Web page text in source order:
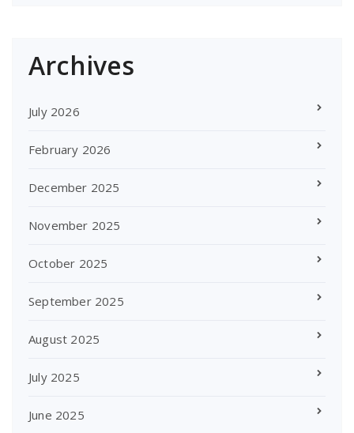
Archives
July 2026
February 2026
December 2025
November 2025
October 2025
September 2025
August 2025
July 2025
June 2025